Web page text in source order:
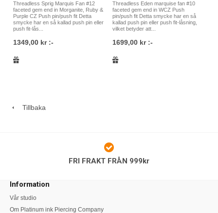
Threadless Sprig Marquis Fan #12
faceted gem end in Morganite, Ruby &
Purple CZ Push pin/push fit Detta
smycke har en så kallad push pin eller
push fit-lås...
1349,00 kr :-
Threadless Eden marquise fan #10
faceted gem end in WCZ Push
pin/push fit Detta smycke har en så
kallad push pin eller push fit-låsning,
vilket betyder att...
1699,00 kr :-
Tillbaka
FRI FRAKT FRÅN 999kr
Information
Vår studio
Om Platinum ink Piercing Company